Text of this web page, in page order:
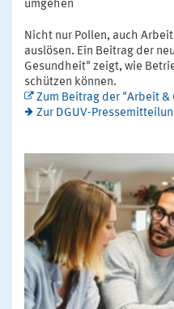
umgehen
Nicht nur Pollen, auch
auslösen. Ein Beitrag der
Gesundheit" zeigt, wie
schützen können.
Zum Beitrag der "Arbeit &
Zur DGUV-